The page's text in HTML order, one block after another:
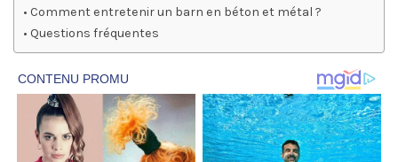
Comment entretenir un barn en béton et métal ?
Questions fréquentes